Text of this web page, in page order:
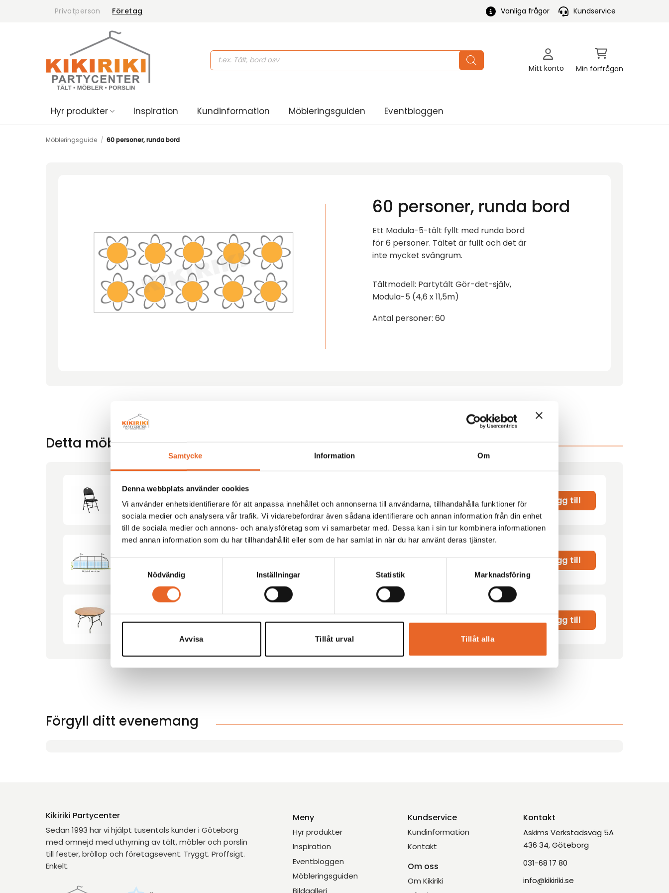
Samtycke Information Om
Denna webbplats använder cookies
Vi använder enhetsidentifierare för att anpassa innehållet och annonserna till användarna, tillhandahålla funktioner för
sociala medier och analysera vår trafik. Vi vidarebefordrar även sådana identifierare och annan information från din enhet
till de sociala medier och annons- och analysföretag som vi samarbetar med. Dessa kan i sin tur kombinera informationen
med annan information som du har tillhandahållit eller som de har samlat in när du har använt deras tjänster.
Nödvändig
Inställningar Statistik Marknadsföring
Avvisa Tillåt urval Tillåt alla
Privatperson Företag Vanliga frågor Kundservice
Products
search
Mitt konto Min förfrågan
Hyr produkter Inspiration Kundinformation Möbleringsguiden Eventbloggen
Möbleringsguide / 60 personer, runda bord
60 personer, runda bord
Ett Modula-5-tält fyllt med runda bord
för 6 personer. Tältet är fullt och det är
inte mycket svängrum.
Tältmodell: Partytält Gör-det-själv,
Modula-5 (4,6 x 11,5m)
Antal personer: 60
Detta möbelförslag innehåller följande produkter
Klappstol klädd Toronto Hyrespris: 24,00 kr Montagepris: 6,00kr Lägg till
Tält Modula-5 4,6×11,5m Hyrespris:4 020,00kr Montagepris: 3 720,00kr Lägg till
Runt bord Ø120cm Hyrespris:140,00kr Montagepris: Lägg till
Förgyll ditt evenemang
Kikiriki Partycenter
Sedan 1993 har vi hjälpt tusentals kunder i Göteborg
med omnejd med uthyrning av tält, möbler och porslin
till fester, bröllop och företagsevent. Tryggt. Proffsigt.
Enkelt.
Meny
Hyr produkter
Inspiration
Eventbloggen
Möbleringsguiden
Bildgalleri
Kundservice
Kundinformation
Kontakt
Om oss
Om Kikiriki
Kontakt
Askims Verkstadsväg 5A
436 34, Göteborg
031-68 17 80
info@kikiriki.se